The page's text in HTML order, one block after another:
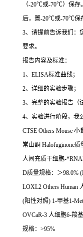
（-20℃或-70℃）保存
后，置-20℃或-70℃保
3、请提前告诉我们：
要求。
报告内容及标准：
1、 ELISA标准曲线；
2、详细的实验步骤；
3、完整的实验报告（
4、实验进行阶段，我
CTSE Others Mouse 小
常山酮 Halofuginone质
人间充质干细胞-*
D质量规格：＞98.0%
LOXL2 Others Human
(阳性对照) 1-甲基1-
OVCaR-3 人细胞6-羧基
规格： >95%